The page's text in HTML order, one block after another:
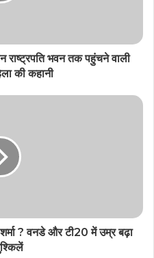
भवन तक पहुंचने वाली
की कहानी
? वनडे और टी20 में उम्र बढ़ा